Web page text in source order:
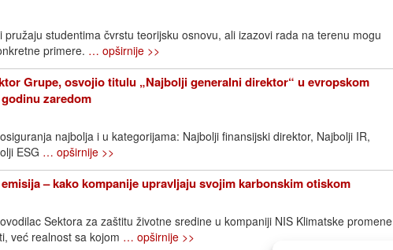
studentima čvrstu teorijsku osnovu, ali izazovi rada na terenu mogu
primere. … opširnije >>
Grupe, osvojio titulu „Najbolji generalni direktor“ u evropskom
zaredom
najbolja i u kategorijama: Najbolji finansijski direktor, Najbolji IR,
ESG … opširnije >>
– kako kompanije upravljaju svojim karbonskim otiskom
Sektora za zaštitu životne sredine u kompaniji NIS Klimatske promene
već realnost sa kojom … opširnije >>